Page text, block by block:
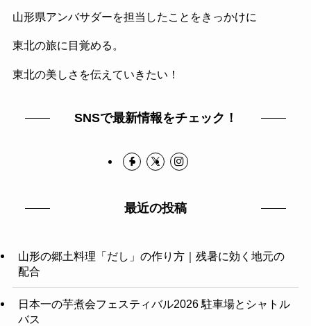
山形県アンバサダーを担当したことをきっかけに
東北の旅に目覚める。
東北の美しさを伝えていきたい！
SNSで最新情報をチェック！
最近の投稿
山形の郷土料理「だし」の作り方｜残暑に効く地元の
配合
日本一の芋煮会フェスティバル2026 駐車場とシャトル
バス